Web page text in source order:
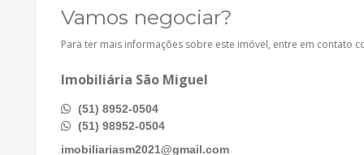
Vamos negociar?
Para ter mais informações sobre este imóvel, entre em contato
Imobiliária São Miguel
(51) 8952-0504
(51) 98952-0504
imobiliariasm2021@gmail.com